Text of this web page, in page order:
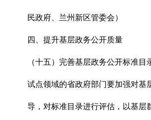
民政府、兰州新区管委会）
四、提升基层政务公开质量
（十五）完善基层政务公开标准目
试点领域的省政府部门要加强对基
导，对标准目录进行评估，以基层